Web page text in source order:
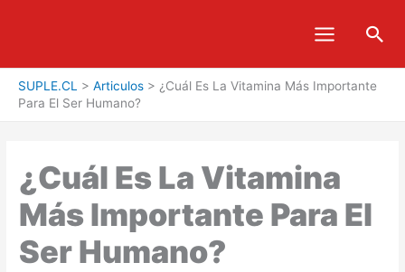
SUPLE.CL > Articulos > ¿Cuál Es La Vitamina Más Importante
Para El Ser Humano?
¿Cuál Es La Vitamina
Más Importante Para El
Ser Humano?